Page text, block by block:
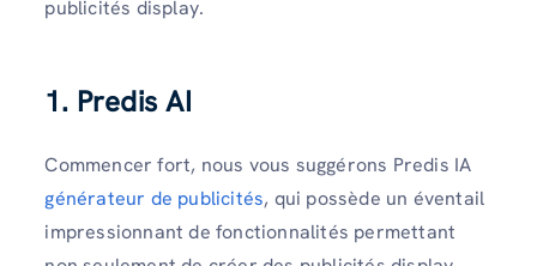
publicités display.
1. Predis AI
Commencer fort, nous vous suggérons Predis IA
générateur de publicités, qui possède un éventail
impressionnant de fonctionnalités permettant